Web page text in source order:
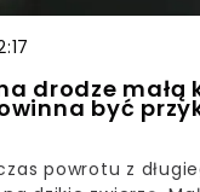
drodze małą
być
powrotu z